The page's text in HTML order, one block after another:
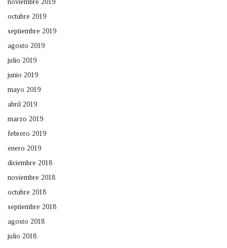
noviembre 2019
octubre 2019
septiembre 2019
agosto 2019
julio 2019
junio 2019
mayo 2019
abril 2019
marzo 2019
febrero 2019
enero 2019
diciembre 2018
noviembre 2018
octubre 2018
septiembre 2018
agosto 2018
julio 2018